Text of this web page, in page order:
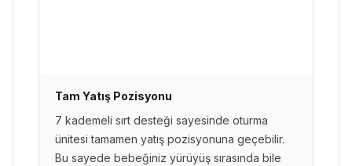
Tam Yatış Pozisyonu
7 kademeli sırt desteği sayesinde oturma
ünitesi tamamen yatış pozisyonuna geçebilir.
Bu sayede bebeğiniz yürüyüş sırasında bile